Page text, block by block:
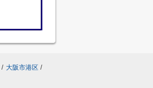
/ 大阪市港区 /